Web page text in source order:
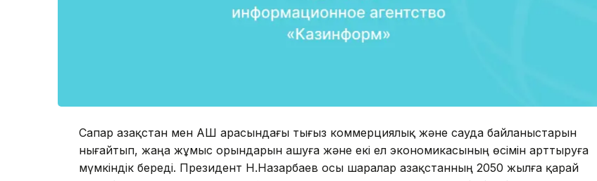
Сапар Қазақстан мен АҚШ арасындағы тығыз коммерциялық және сауда байланыстарын
нығайтып, жаңа жұмыс орындарын ашуға және екі ел экономикасының өсімін арттыруға
мүмкіндік береді. Президент Н.Назарбаев осы шаралар Қазақстанның 2050 жылға қарай